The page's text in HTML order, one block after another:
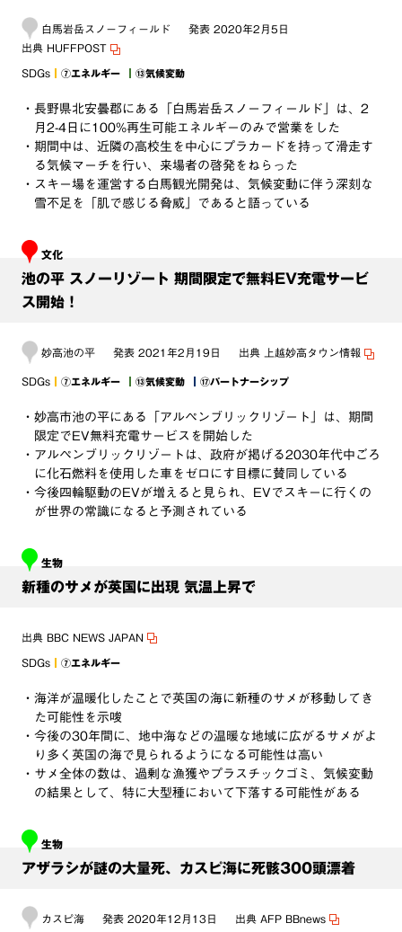
白馬岩岳スノーフィールド 発表 2020年2月5日
出典 HUFFPOST
SDGs ⑦エネルギー ⑬気候変動
・長野県北安曇郡にある「白馬岩岳スノーフィールド」は、2
月2-4日に100%再生可能エネルギーのみで営業をした
・期間中は、近隣の高校生を中心にプラカードを持って滑走す
る気候マーチを行い、来場者の啓発をねらった
・スキー場を運営する白馬観光開発は、気候変動に伴う深刻な
雪不足を「肌で感じる脅威」であると語っている
池の平 スノーリゾート 期間限定で無料EV充電サービ
ス開始！
文化
妙高池の平 発表 2021年2月19日 出典 上越妙高タウン情報
SDGs ⑦エネルギー ⑬気候変動 ⑰パートナーシップ
・妙高市池の平にある「アルペンブリックリゾート」は、期間
限定でEV無料充電サービスを開始した
・アルペンブリックリゾートは、政府が掲げる2030年代中ごろ
に化石燃料を使用した車をゼロにす目標に賛同している
・今後四輪駆動のEVが増えると見られ、EVでスキーに行くの
が世界の常識になると予測されている
新種のサメが英国に出現 気温上昇で
生物
出典 BBC NEWS JAPAN
SDGs ⑦エネルギー
・海洋が温暖化したことで英国の海に新種のサメが移動してき
た可能性を示唆
・今後の30年間に、地中海などの温暖な地域に広がるサメがよ
り多く英国の海で見られるようになる可能性は高い
・サメ全体の数は、過剰な漁獲やプラスチックゴミ、気候変動
の結果として、特に大型種において下落する可能性がある
アザラシが謎の大量死、カスピ海に死骸300頭漂着
生物
カスピ海 発表 2020年12月13日 出典 AFP BBnews